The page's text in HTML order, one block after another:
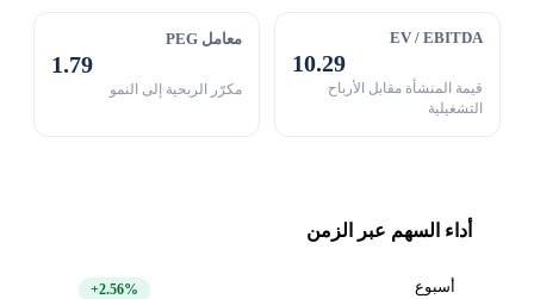
EV / EBITDA
10.29
قيمة المنشأة مقابل الأرباح
التشغيلية
معامل PEG
1.79
مكرّر الربحية إلى النمو
أداء السهم عبر الزمن
أسبوع +2.56%